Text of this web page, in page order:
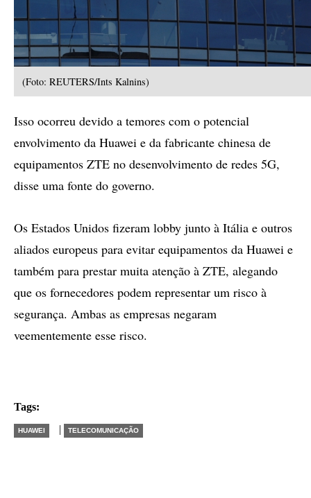
(Foto: REUTERS/Ints Kalnins)
Isso ocorreu devido a temores com o potencial
envolvimento da Huawei e da fabricante chinesa de
equipamentos ZTE no desenvolvimento de redes 5G,
disse uma fonte do governo.
Os Estados Unidos fizeram lobby junto à Itália e outros
aliados europeus para evitar equipamentos da Huawei e
também para prestar muita atenção à ZTE, alegando
que os fornecedores podem representar um risco à
segurança. Ambas as empresas negaram
veementemente esse risco.
Tags:
HUAWEI | TELECOMUNICAÇÃO